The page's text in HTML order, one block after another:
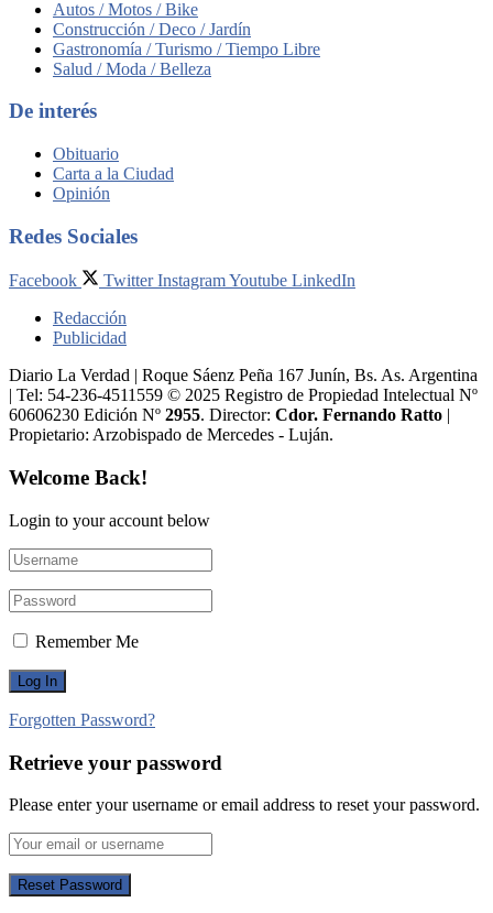
Autos / Motos / Bike
Construcción / Deco / Jardín
Gastronomía / Turismo / Tiempo Libre
Salud / Moda / Belleza
De interés
Obituario
Carta a la Ciudad
Opinión
Redes Sociales
Facebook Twitter InstagramYoutube LinkedIn
Redacción
Publicidad
Diario La Verdad | Roque Sáenz Peña 167 Junín, Bs. As. Argentina
| Tel: 54-236-4511559 © 2025 Registro de Propiedad Intelectual Nº
60606230 Edición Nº 2955. Director:​ Cdor. Fernando Ratto |
Propietario:​ Arzobispado de Mercedes - Luján.
Welcome Back!
Login to your account below
Remember Me
Forgotten Password?
Retrieve your password
Please enter your username or email address to reset your password.